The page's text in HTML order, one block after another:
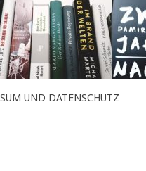
UND DATENSCHUTZ